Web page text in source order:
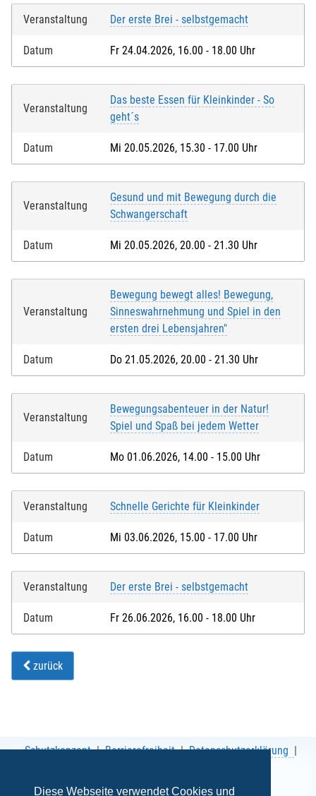
Diese Webseite verwendet Cookies und
Veranstaltung Der erste Brei - selbstgemacht
Datum Fr 24.04.2026, 16.00 - 18.00 Uhr
Veranstaltung
Das beste Essen für Kleinkinder - So
geht´s
Datum Mi 20.05.2026, 15.30 - 17.00 Uhr
Veranstaltung
Gesund und mit Bewegung durch die
Schwangerschaft
Datum Mi 20.05.2026, 20.00 - 21.30 Uhr
Veranstaltung
Bewegung bewegt alles! Bewegung,
Sinneswahrnehmung und Spiel in den
ersten drei Lebensjahren"
Datum Do 21.05.2026, 20.00 - 21.30 Uhr
Veranstaltung
Bewegungsabenteuer in der Natur!
Spiel und Spaß bei jedem Wetter
Datum Mo 01.06.2026, 14.00 - 15.00 Uhr
Veranstaltung Schnelle Gerichte für Kleinkinder
Datum Mi 03.06.2026, 15.00 - 17.00 Uhr
Veranstaltung Der erste Brei - selbstgemacht
Datum Fr 26.06.2026, 16.00 - 18.00 Uhr
zurück
Schutzkonzept Barrierefreiheit
Datenschutzerklärung